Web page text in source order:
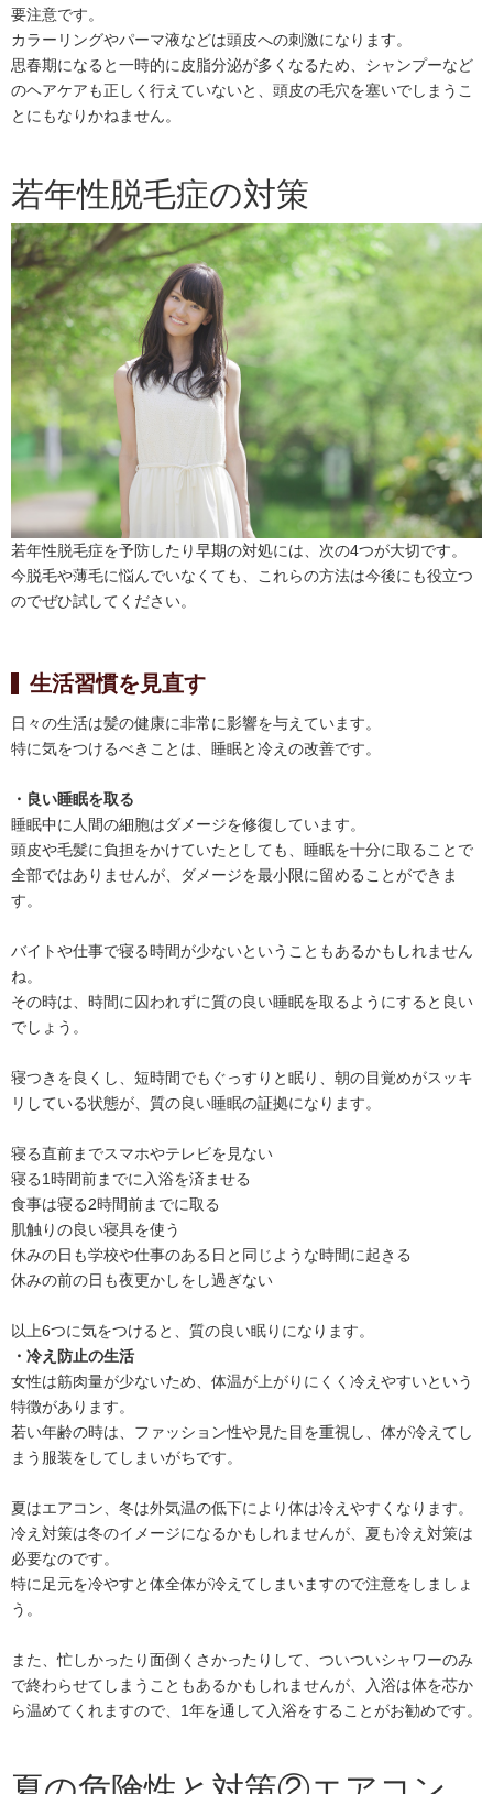
要注意です。
カラーリングやパーマ液などは頭皮への刺激になります。
思春期になると一時的に皮脂分泌が多くなるため、シャンプーなど
のヘアケアも正しく行えていないと、頭皮の毛穴を塞いでしまうこ
とにもなりかねません。
若年性脱毛症の対策
若年性脱毛症を予防したり早期の対処には、次の4つが大切です。
今脱毛や薄毛に悩んでいなくても、これらの方法は今後にも役立つ
のでぜひ試してください。
生活習慣を見直す
日々の生活は髪の健康に非常に影響を与えています。
特に気をつけるべきことは、睡眠と冷えの改善です。
・良い睡眠を取る
睡眠中に人間の細胞はダメージを修復しています。
頭皮や毛髪に負担をかけていたとしても、睡眠を十分に取ることで
全部ではありませんが、ダメージを最小限に留めることができま
す。
バイトや仕事で寝る時間が少ないということもあるかもしれません
ね。
その時は、時間に囚われずに質の良い睡眠を取るようにすると良い
でしょう。
寝つきを良くし、短時間でもぐっすりと眠り、朝の目覚めがスッキ
リしている状態が、質の良い睡眠の証拠になります。
寝る直前までスマホやテレビを見ない
寝る1時間前までに入浴を済ませる
食事は寝る2時間前までに取る
肌触りの良い寝具を使う
休みの日も学校や仕事のある日と同じような時間に起きる
休みの前の日も夜更かしをし過ぎない
以上6つに気をつけると、質の良い眠りになります。
・冷え防止の生活
女性は筋肉量が少ないため、体温が上がりにくく冷えやすいという
特徴があります。
若い年齢の時は、ファッション性や見た目を重視し、体が冷えてし
まう服装をしてしまいがちです。
夏はエアコン、冬は外気温の低下により体は冷えやすくなります。
冷え対策は冬のイメージになるかもしれませんが、夏も冷え対策は
必要なのです。
特に足元を冷やすと体全体が冷えてしまいますので注意をしましょ
う。
また、忙しかったり面倒くさかったりして、ついついシャワーのみ
で終わらせてしまうこともあるかもしれませんが、入浴は体を芯か
ら温めてくれますので、1年を通して入浴をすることがお勧めです。